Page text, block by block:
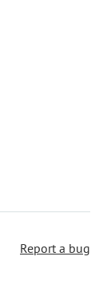
Report a bug